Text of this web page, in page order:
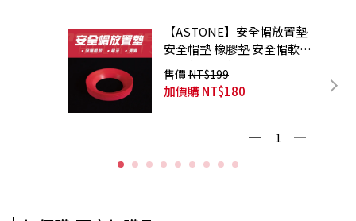
【ASTONE】安全帽放置墊
安全帽墊 橡膠墊 安全帽軟墊
展示墊 防滑墊
售價 NT$199
加價購NT$180